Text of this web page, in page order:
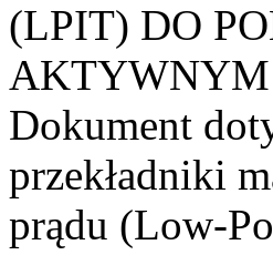
(LPIT) DO
AKTYWNYM
Dokument
przekładniki
prądu (Low-